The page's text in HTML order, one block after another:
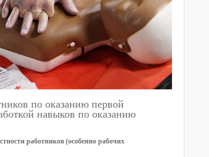
по оказанию первой
навыков по оказанию
работников (особенно рабочих